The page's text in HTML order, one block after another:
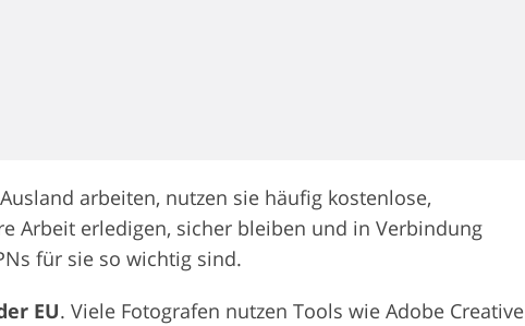
arbeiten, nutzen sie häufig kostenlose,
Arbeit erledigen, sicher bleiben und in Verbindung
für sie so wichtig sind.
EU. Viele Fotografen nutzen Tools wie Adobe Creative